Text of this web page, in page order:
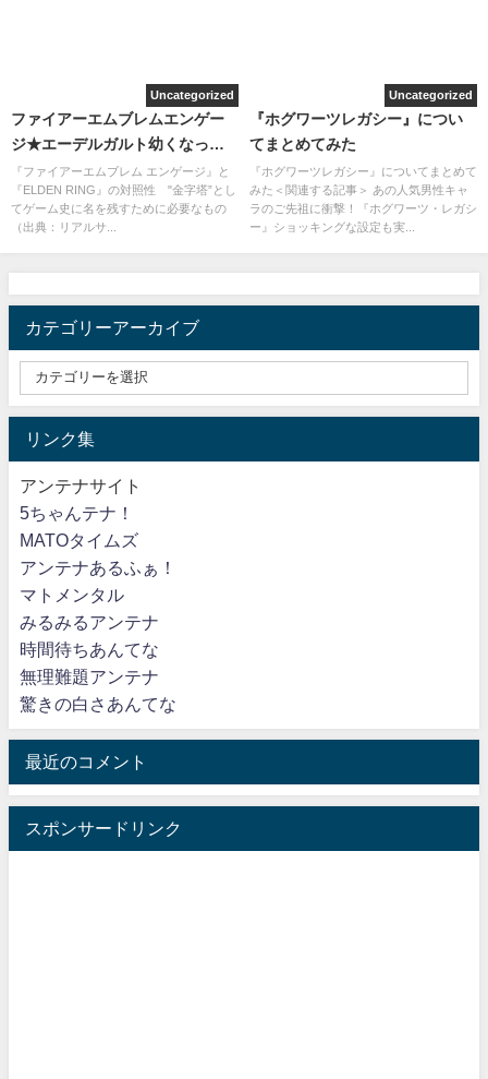
Uncategorized
ファイアーエムブレムエンゲー
ジ★エーデルガルト幼くなって
て可愛い
『ファイアーエムブレム エンゲージ』と
『ELDEN RING』の対照性 "金字塔”とし
てゲーム史に名を残すために必要なもの
（出典：リアルサ...
Uncategorized
『ホグワーツレガシー』につい
てまとめてみた
『ホグワーツレガシー』についてまとめて
みた＜関連する記事＞ あの人気男性キャ
ラのご先祖に衝撃！『ホグワーツ・レガシ
ー』ショッキングな設定も実...
カテゴリーアーカイブ
リンク集
アンテナサイト
5ちゃんテナ！
MATOタイムズ
アンテナあるふぁ！
マトメンタル
みるみるアンテナ
時間待ちあんてな
無理難題アンテナ
驚きの白さあんてな
最近のコメント
スポンサードリンク